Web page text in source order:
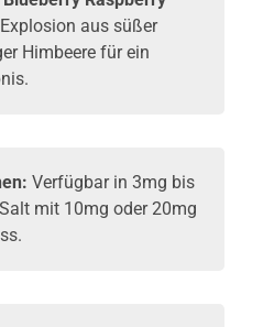
aus süßer
Himbeere für ein
Verfügbar in 3mg bis
mit 10mg oder 20mg